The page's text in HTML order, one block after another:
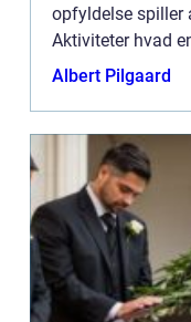
opfyldelse spiller
Aktiviteter hvad
sociale eller
Albert Pilgaard